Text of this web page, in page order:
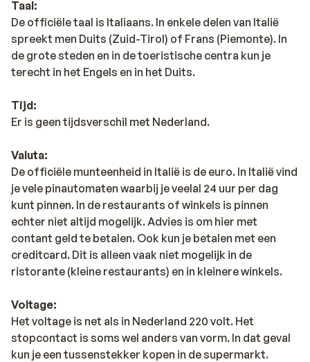
hoeft je tijdens een autovakantie in Garda dus echt
nooit te vervelen..
Taal:
De officiële taal is Italiaans. In enkele delen van Italië
spreekt men Duits (Zuid-Tirol) of Frans (Piemonte). In
de grote steden en in de toeristische centra kun je
terecht in het Engels en in het Duits.
Tijd:
Er is geen tijdsverschil met Nederland.
Valuta:
De officiële munteenheid in Italië is de euro. In Italië vind
je vele pinautomaten waarbij je veelal 24 uur per dag
kunt pinnen. In de restaurants of winkels is pinnen
echter niet altijd mogelijk. Advies is om hier met
contant geld te betalen. Ook kun je betalen met een
creditcard. Dit is alleen vaak niet mogelijk in de
ristorante (kleine restaurants) en in kleinere winkels.
Voltage:
Het voltage is net als in Nederland 220 volt. Het
stopcontact is soms wel anders van vorm. In dat geval
kun je een tussenstekker kopen in de supermarkt.